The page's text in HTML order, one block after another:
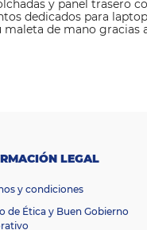
y panel trasero
dedicados para
de mano gracias
LEGAL
y condiciones
de Ética y Buen Gobierno